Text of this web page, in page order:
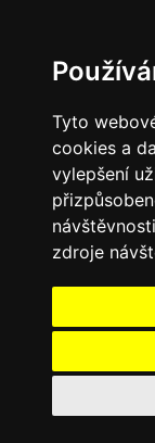
Tyto
cookies a
vylepšení
zdroje